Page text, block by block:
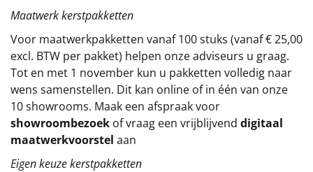
Per stuk
Alle overige
Maatwerk kerstpakketten
Voor maatwerkpakketten vanaf 100 stuks (vanaf € 25,00
excl. BTW per pakket) helpen onze adviseurs u graag.
Tot en met 1 november kun u pakketten volledig naar
wens samenstellen. Dit kan online of in één van onze
10 showrooms. Maak een afspraak voor
showroombezoek of vraag een vrijblijvend digitaal
maatwerkvoorstel aan
Eigen keuze kerstpakketten